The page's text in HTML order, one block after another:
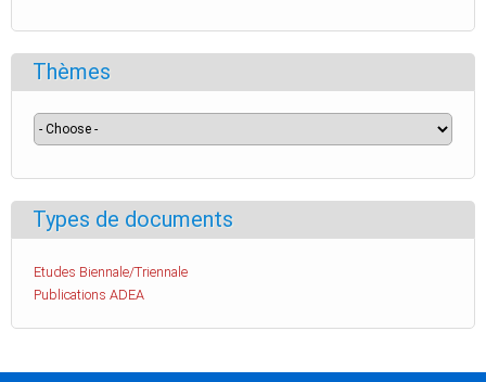
Thèmes
Types de documents
Etudes Biennale/Triennale
Publications ADEA